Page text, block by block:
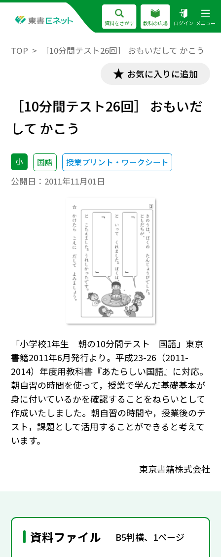
資料をさがす 教科の広場 ログイン メニュー
TOP ［10分間テスト26回］ おもいだして かこう
お気に入りに追加
［10分間テスト26回］ おもいだ
して かこう
小 国語 授業プリント・ワークシート
公開日： 2011年11月01日
「小学校1年生 朝の10分間テスト 国語」東京
書籍2011年6月発行より。平成23-26（2011-
2014）年度用教科書『あたらしい国語』に対応。
朝自習の時間を使って，授業で学んだ基礎基本が
身に付いているかを確認することをねらいとして
作成いたしました。朝自習の時間や，授業後のテ
スト，課題として活用することができると考えて
います。
東京書籍株式会社
資料ファイル B5判横、1ページ